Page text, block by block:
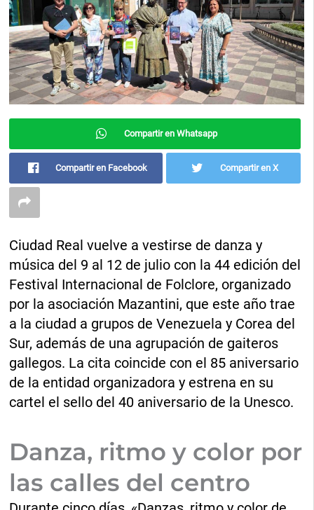
Compartir en Whatsapp
Compartir en Facebook Compartir en X
Ciudad Real vuelve a vestirse de danza y
música del 9 al 12 de julio con la 44 edición del
Festival Internacional de Folclore, organizado
por la asociación Mazantini, que este año trae
a la ciudad a grupos de Venezuela y Corea del
Sur, además de una agrupación de gaiteros
gallegos. La cita coincide con el 85 aniversario
de la entidad organizadora y estrena en su
cartel el sello del 40 aniversario de la Unesco.
Danza, ritmo y color por
las calles del centro